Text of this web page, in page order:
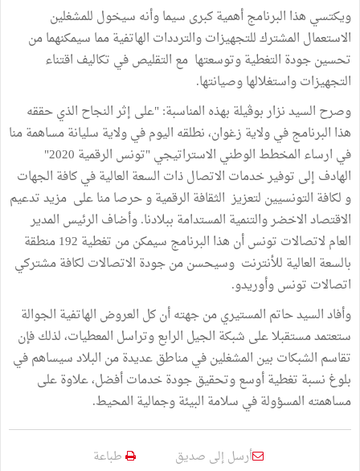
ويكتسي هذا البرنامج أهمية كبرى سيما وأنه سيخول للمشغلين
الاستعمال المشترك للتجهيزات والترددات الهاتفية مما سيمكنهما من
تحسين جودة التغطية وتوسعتها مع التقليص في تكاليف اقتناء
التجهيزات واستغلالها وصيانتها.
وصرح السيد نزار بوڤيلة بهذه المناسبة: "على إثر النجاح الذي حققه
هذا البرنامج في ولاية زغوان، نطلقه اليوم في ولاية سليانة مساهمة منا
في ارساء المخطط الوطني الاستراتيجي "تونس الرقمية 2020
"
الهادف إلى توفير خدمات الاتصال ذات السعة العالية في كافة الجهات
و لكافة التونسيين لتعزيز الثقافة الرقمية و حرصا منا على مزيد تدعيم
الاقتصاد الاخضر والتنمية المستدامة ببلادنا. وأضاف الرئيس المدير
العام لاتصالات تونس أن هذا البرنامج سيمكن من تغطية 192 منطقة
بالسعة العالية للأنترنت وسيحسن من جودة الاتصالات لكافة مشتركي
اتصالات تونس وأوريدو.
وأفاد السيد حاتم المستيري من جهته أن كل العروض الهاتفية الجوالة
ستعتمد مستقبلا على شبكة الجيل الرابع وتراسل المعطيات، لذلك فإن
تقاسم الشبكات بين المشغلين في مناطق عديدة من البلاد سيساهم في
بلوغ نسبة تغطية أوسع وتحقيق جودة خدمات أفضل، علاوة على
مساهمته المسؤولة في سلامة البيئة وجمالية المحيط.
أرسل إلى صديق طباعة